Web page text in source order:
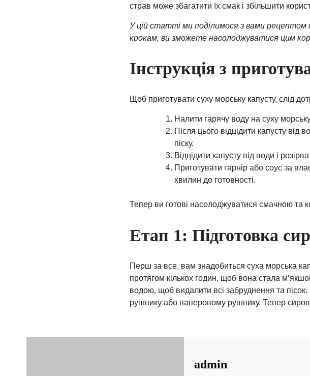
страв може збагатити їх смак і збільшити
У цій статті ми поділимося з вами рецептом
крокам, ви зможете насолоджуватися цим
Інструкція з
Щоб приготувати суху морську капусту, слід
Налити гарячу воду на суху
Після цього відцідити капусту
піску.
Відцідити капусту від води і
Приготувати гарнір або соус за
хвилин до готовності.
Тепер ви готові насолоджуватися смачною та
Етап 1: Підготовка
Перш за все, вам знадобиться суха морська
протягом кількох годин, щоб вона стала
водою, щоб видалити всі забруднення та пісок.
рушнику або паперовому рушнику. Тепер
admin